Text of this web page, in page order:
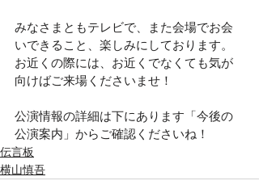
みなさまともテレビで、また会場でお会
いできること、楽しみにしております。
お近くの際には、お近くでなくても気が
向けばご来場くださいませ！
公演情報の詳細は下にあります「今後の
公演案内」からご確認くださいね！
伝言板
横山慎吾